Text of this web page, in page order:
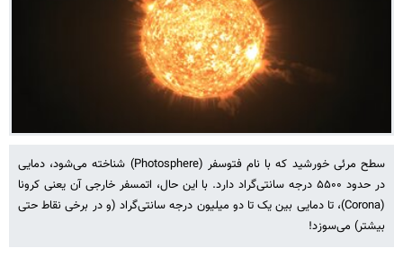
سطح مرئی خورشید که با نام فتوسفر (Photosphere) شناخته می‌شود، دمایی
در حدود ۵۵۰۰ درجه سانتی‌گراد دارد. با این حال، اتمسفر خارجی آن یعنی کرونا
(Corona)، تا دمایی بین یک تا دو میلیون درجه سانتی‌گراد (و در برخی نقاط حتی
بیشتر) می‌سوزد!